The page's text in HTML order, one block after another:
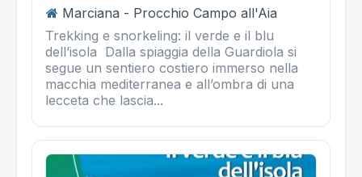
Marciana - Procchio Campo all'Aia
Trekking e snorkeling: il verde e il blu
dell’isola Dalla spiaggia della Guardiola si
segue un sentiero costiero immerso nella
macchia mediterranea e all’ombra di una
lecceta che lascia...